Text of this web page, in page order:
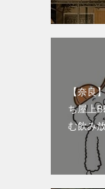
【奈良
ち屋上
む飲み